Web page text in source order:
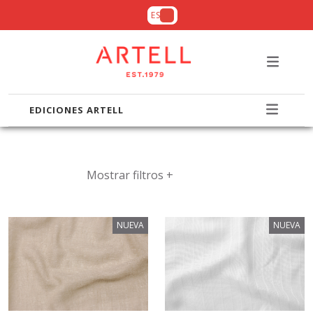
ES
EDICIONES ARTELL
Mostrar filtros +
NUEVA NUEVA